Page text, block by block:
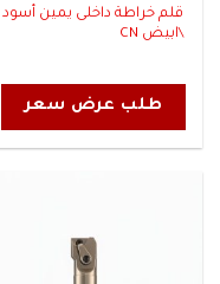
قلم خراطة داخلى يمين أسود
\ابيض CN
طلب عرض سعر